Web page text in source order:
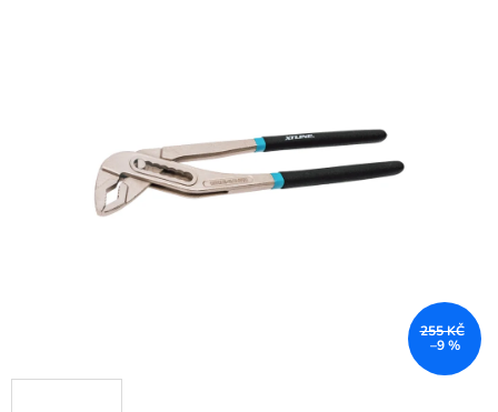
255 KČ
–9 %